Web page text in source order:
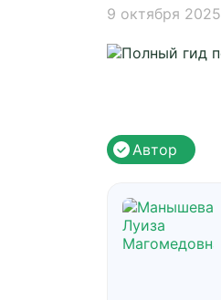
9 октября 2025
Автор